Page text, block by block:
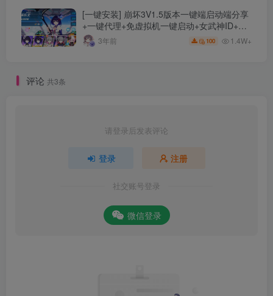
[一键安装] 崩坏3V1.5版本一键端启动端分享
+一键代理+免虚拟机一键启动+女武神ID+详
细指令+极简一键修改
3年前 100 1.4W+
评论 共3条
请登录后发表评论
登录 注册
社交账号登录
微信登录